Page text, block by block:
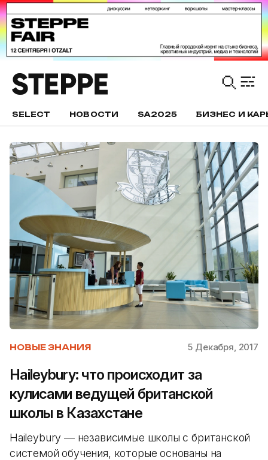
SELECT НОВОСТИ SA2025 БИЗНЕС И
НОВЫЕ ЗНАНИЯ 5 Декабря, 2017
Haileybury: что происходит за
кулисами ведущей британской
школы в Казахстане
Haileybury — независимые школы с британской
системой обучения, которые основаны на